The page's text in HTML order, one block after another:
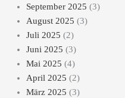
September 2025 (3)
August 2025 (3)
Juli 2025 (2)
Juni 2025 (3)
Mai 2025 (4)
April 2025 (2)
März 2025 (3)